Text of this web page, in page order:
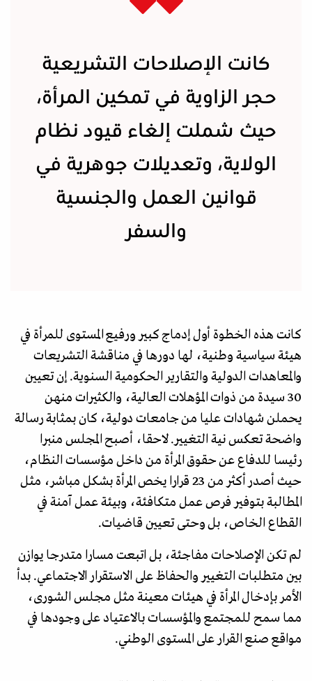
كانت الإصلاحات التشريعية
حجر الزاوية في تمكين المرأة،
حيث شملت إلغاء قيود نظام
الولاية، وتعديلات جوهرية في
قوانين العمل والجنسية
والسفر
كانت هذه الخطوة أول إدماج كبير ورفيع المستوى للمرأة في
هيئة سياسية وطنية، لها دورها في مناقشة التشريعات
والمعاهدات الدولية والتقارير الحكومية السنوية. إن تعيين
30 سيدة من ذوات المؤهلات العالية، والكثيرات منهن
يحملن شهادات عليا من جامعات دولية، كان بمثابة رسالة
واضحة تعكس نية التغيير. لاحقا، أصبح المجلس منبرا
رئيسا للدفاع عن حقوق المرأة من داخل مؤسسات النظام،
حيث أصدر أكثر من 23 قرارا يخص المرأة بشكل مباشر، مثل
المطالبة بتوفير فرص عمل متكافئة، وبيئة عمل آمنة في
القطاع الخاص، بل وحتى تعيين قاضيات.
لم تكن الإصلاحات مفاجئة، بل اتبعت مسارا متدرجا يوازن
بين متطلبات التغيير والحفاظ على الاستقرار الاجتماعي. بدأ
الأمر بإدخال المرأة في هيئات معينة مثل مجلس الشورى،
مما سمح للمجتمع والمؤسسات بالاعتياد على وجودها في
مواقع صنع القرار على المستوى الوطني.